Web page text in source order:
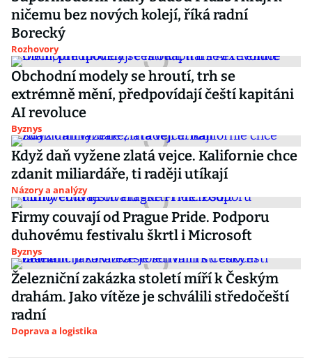
ničemu bez nových kolejí, říká radní
Borecký
Rozhovory
Obchodní modely se hroutí, trh se
extrémně mění, předpovídají čeští kapitáni
AI revoluce
Byznys
Když daň vyžene zlatá vejce. Kalifornie chce
zdanit miliardáře, ti raději utíkají
Názory a analýzy
Firmy couvají od Prague Pride. Podporu
duhovému festivalu škrtl i Microsoft
Byznys
Železniční zakázka století míří k Českým
drahám. Jako vítěze je schválili středočeští
radní
Doprava a logistika